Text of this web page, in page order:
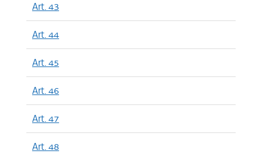
Art. 43
Art. 44
Art. 45
Art. 46
Art. 47
Art. 48